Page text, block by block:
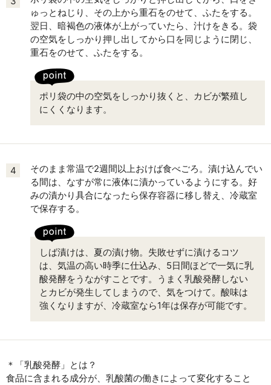
ゅっとねじり、その上から重石をのせて、ふたをする。
翌日、暗褐色の液体が上がっていたら、汁けをきる。袋
の空気をしっかり押し出してから口を同じように閉じ、
重石をのせて、ふたをする。
ポリ袋の中の空気をしっかり抜くと、カビが繁殖し
にくくなります。
4
そのまま常温で2週間以上おけば食べごろ。漬け込んでい
る間は、なすが常に液体に漬かっているようにする。好
みの漬かり具合になったら保存容器に移し替え、冷蔵室
で保存する。
しば漬けは、夏の漬け物。失敗せずに漬けるコツ
は、気温の高い時季に仕込み、5日間ほどで一気に乳
酸発酵をうながすことです。うまく乳酸発酵しない
とカビが発生してしまうので、気をつけて。酸味は
強くなりますが、冷蔵室なら1年は保存が可能です。
＊「乳酸発酵」とは？
食品に含まれる成分が、乳酸菌の働きによって変化すること